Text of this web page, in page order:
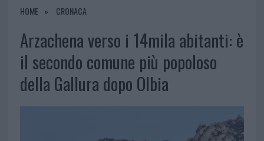
HOME CRONACA
Arzachena verso i 14mila abitanti: è
il secondo comune più popoloso
della Gallura dopo Olbia